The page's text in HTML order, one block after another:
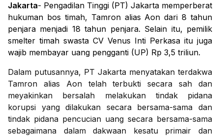
Jakarta- Pengadilan Tinggi (PT) Jakarta memperberat
hukuman bos timah, Tamron alias Aon dari 8 tahun
penjara menjadi 18 tahun penjara. Selain itu, pemilik
smelter timah swasta CV Venus Inti Perkasa itu juga
wajib membayar uang pengganti (UP) Rp 3,5 triliun.
Dalam putusannya, PT Jakarta menyatakan terdakwa
Tamron alias Aon telah terbukti secara sah dan
meyakinkan bersalah melakukan tindak pidana
korupsi yang dilakukan secara bersama-sama dan
tindak pidana pencucian uang secara bersama-sama
sebagaimana dalam dakwaan kesatu primair dan